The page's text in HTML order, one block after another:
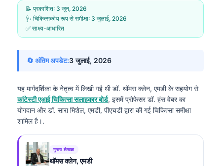
📝 प्रकाशित: 3 जून, 2026
🩺 चिकित्सकीय रूप से समीक्षा: 3 जुलाई, 2026
✅ साक्ष्य-आधारित
🔄 अंतिम अपडेट:3 जुलाई, 2026
यह मार्गदर्शिका के नेतृत्व में लिखी गई थीडॉ. थॉमस क्लेन, एमडीके सहयोग से
कांटेस्टी एआई चिकित्सा सलाहकार बोर्ड, इसमें प्रोफेसर डॉ. हंस वेबर का
योगदान और डॉ. सारा मिशेल, एमडी, पीएचडी द्वारा की गई चिकित्सा समीक्षा
शामिल है।.
मुख्य लेखक
थॉमस क्लेन, एमडी